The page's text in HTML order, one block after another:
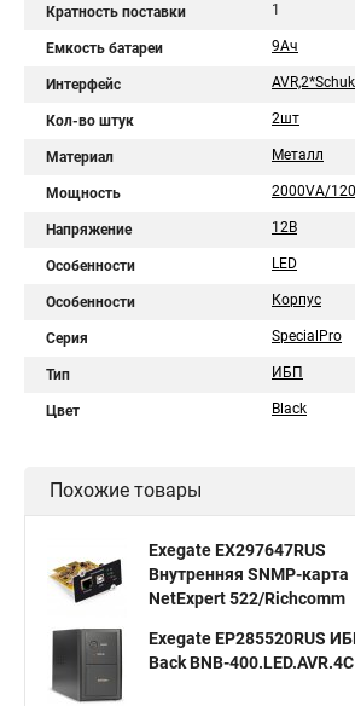
Кратность поставки 1
Емкость батареи 9Aч
Интерфейс
Кол-во штук 2шт
Материал Металл
Мощность 2000VA/
Напряжение 12В
Особенности LED
Особенности Корпус
Серия SpecialPro
Тип ИБП
Цвет Black
Похожие товары
Exegate EX297647RUS
Внутренняя SNMP-карта
NetExpert 522/Richcomm
Exegate EP285520RUS
Back BNB-